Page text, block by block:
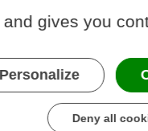
renseigner le vol
déclaration à la
gives you
Personalize
Deny all